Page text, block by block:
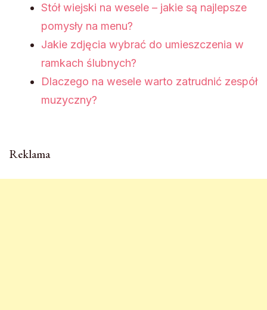
Stół wiejski na wesele – jakie są najlepsze
pomysły na menu?
Jakie zdjęcia wybrać do umieszczenia w
ramkach ślubnych?
Dlaczego na wesele warto zatrudnić zespół
muzyczny?
Reklama